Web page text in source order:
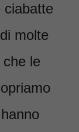
ciabatte
molte
le